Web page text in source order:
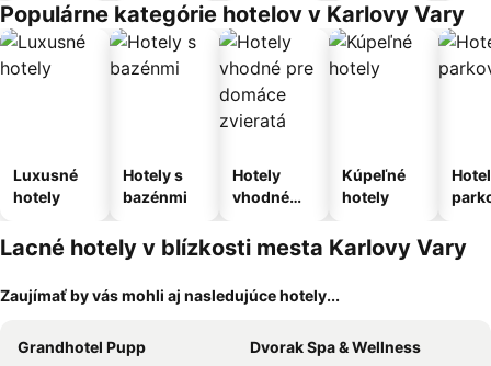
Populárne kategórie hotelov v Karlovy Vary
Luxusné
hotely
Hotely s
bazénmi
Hotely
vhodné
domáce
zvieratá
Kúpeľné
hotely
Lacné hotely v blízkosti mesta Karlovy Vary
Zaujímať by vás mohli aj nasledujúce hotely...
Grandhotel Pupp
Dvorak Spa & Wellness